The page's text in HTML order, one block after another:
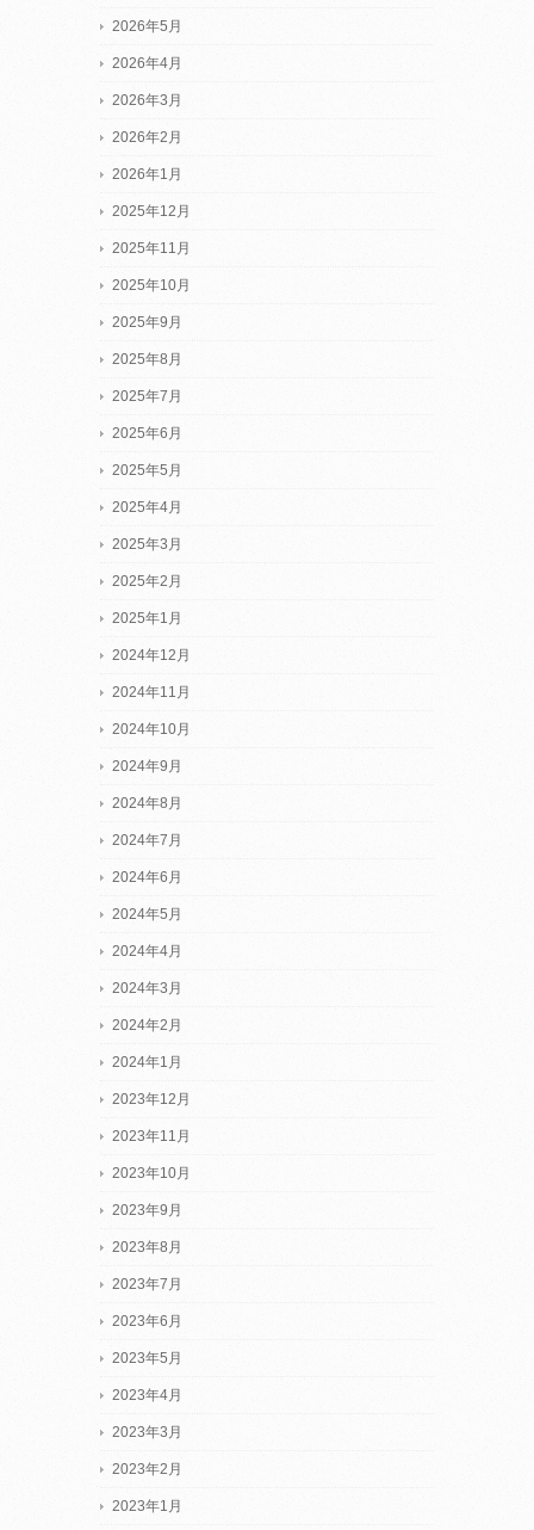
2026年5月
2026年4月
2026年3月
2026年2月
2026年1月
2025年12月
2025年11月
2025年10月
2025年9月
2025年8月
2025年7月
2025年6月
2025年5月
2025年4月
2025年3月
2025年2月
2025年1月
2024年12月
2024年11月
2024年10月
2024年9月
2024年8月
2024年7月
2024年6月
2024年5月
2024年4月
2024年3月
2024年2月
2024年1月
2023年12月
2023年11月
2023年10月
2023年9月
2023年8月
2023年7月
2023年6月
2023年5月
2023年4月
2023年3月
2023年2月
2023年1月